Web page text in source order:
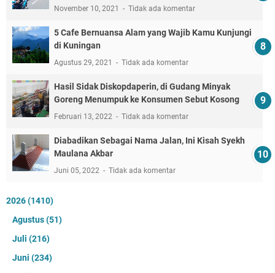
November 10, 2021 Tidak ada komentar
5 Cafe Bernuansa Alam yang Wajib Kamu Kunjungi
di Kuningan
Agustus 29, 2021 Tidak ada komentar
Hasil Sidak Diskopdaperin, di Gudang Minyak
Goreng Menumpuk ke Konsumen Sebut Kosong
Februari 13, 2022 Tidak ada komentar
Diabadikan Sebagai Nama Jalan, Ini Kisah Syekh
Maulana Akbar
Juni 05, 2022 Tidak ada komentar
2026(1410)
Agustus(51)
Juli (216)
Juni (234)